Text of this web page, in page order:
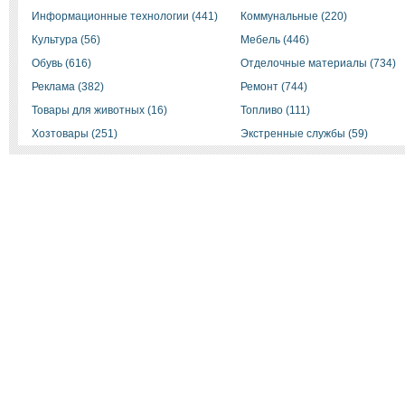
Информационные технологии (441)
Коммунальные (220)
Культура (56)
Мебель (446)
Обувь (616)
Отделочные материалы (734)
Реклама (382)
Ремонт (744)
Товары для животных (16)
Топливо (111)
Хозтовары (251)
Экстренные службы (59)